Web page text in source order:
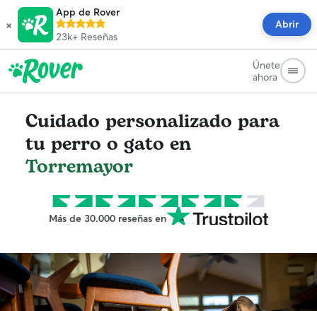
×
App de Rover
23k+ Reseñas
Abrir
Únete
ahora
Cuidado personalizado para
tu perro o gato en
Torremayor
Más de 30.000 reseñas en